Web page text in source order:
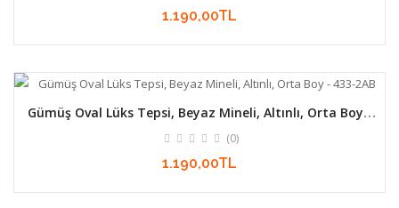
1.190,00TL
Gümüş Oval Lüks Tepsi, Beyaz Mineli, Altınlı, Orta Boy -
(0)
1.190,00TL